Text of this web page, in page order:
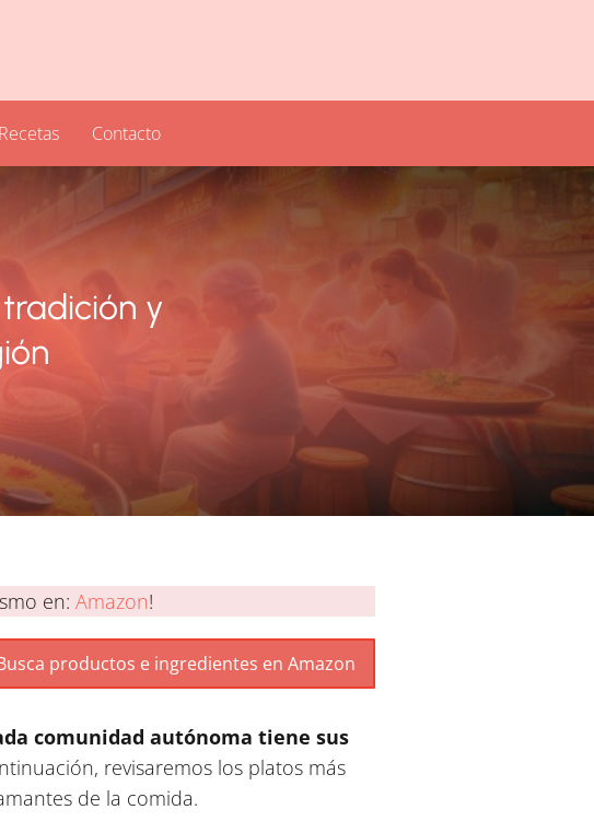
Recetas Contacto
y
en: Amazon!
comunidad autónoma tiene sus
revisaremos los platos más
de la comida.